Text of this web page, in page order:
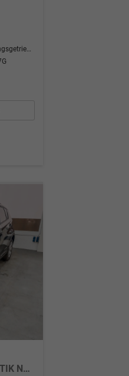
Doppelkupplungsgetriebe (DSG)
COMFORT DCT SHZ KLIMAAUTOMATIK NAVI RFK